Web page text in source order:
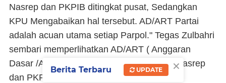
Nasrep dan PKPIB ditingkat pusat, Sedangkan
KPU Mengabaikan hal tersebut. AD/ART Partai
adalah acuan utama setiap Parpol." Tegas Zulbahri
sembari memperlihatkan AD/ART ( Anggaran
Dasar /Anggaran Rumah Tangga ) Partai Nasrep
dan PKPIB .
×
Berita Terbaru UPDATE